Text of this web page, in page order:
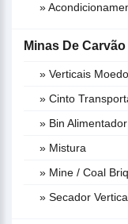
»
Minas De
» Verticais
» Cinto
» Bin Alimentador
» Mistura
» Mine / Coal
» Secador